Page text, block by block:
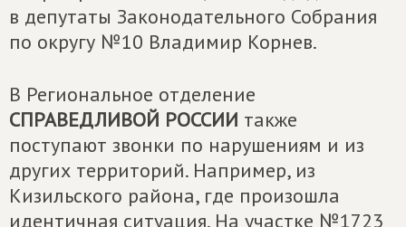
в депутаты Законодательного Собрания
по округу №10 Владимир Корнев.
В Региональное отделение
СПРАВЕДЛИВОЙ РОССИИ также
поступают звонки по нарушениям и из
других территорий. Например, из
Кизильского района, где произошла
идентичная ситуация. На участке №1723